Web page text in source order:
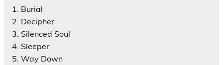
1. Burial
2. Decipher
3. Silenced Soul
4. Sleeper
5. Way Down